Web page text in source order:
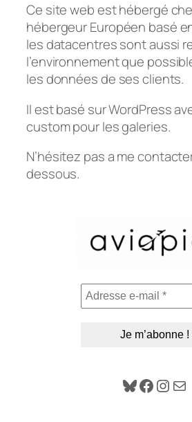
Ce site web est hébergé
hébergeur Européen basé
les datacentres sont aussi
l’environnement que
les données de ses clients.
Il est basé sur WordPress
custom pour les galeries.
N’hésitez pas a me
dessous.
BlueskyE-mail